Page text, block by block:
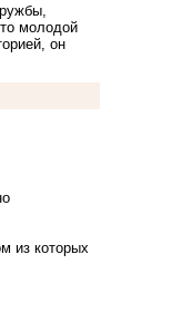
молодой
он
из которых